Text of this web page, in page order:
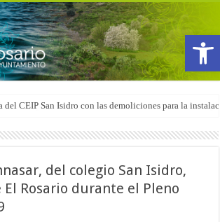
del CEIP San Isidro con las demoliciones para la
del colegio San Isidro,
El Rosario durante el Pleno